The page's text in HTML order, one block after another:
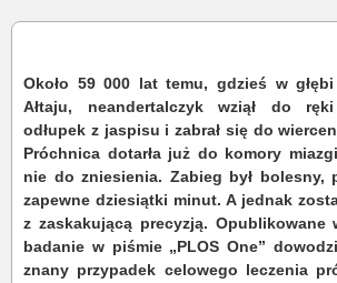
Około 59 000 lat temu, gdzieś w
Ałtaju, neandertalczyk wziął do
odłupek z jaspisu i zabrał się do
Próchnica dotarła już do komory
nie do zniesienia. Zabieg był bolesny,
zapewne dziesiątki minut. A jednak
z zaskakującą precyzją. Opublikowane
badanie w piśmie „PLOS One”
znany przypadek celowego leczenia